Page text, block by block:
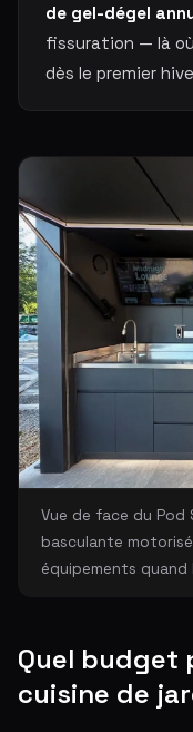
de gel-dégel
fissuration — là
dès le premier
Vue de face du
basculante
équipements
Quel budget
cuisine de